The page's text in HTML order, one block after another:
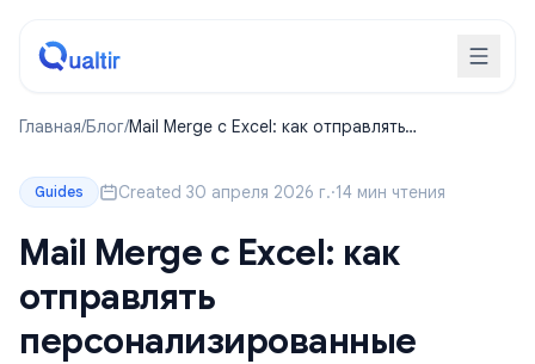
Главная/Блог/Mail Merge с Excel: как отправлять
Guides Created 30 апреля 2026 г.·14 мин чтения
Mail Merge с Excel: как
отправлять
персонализированные